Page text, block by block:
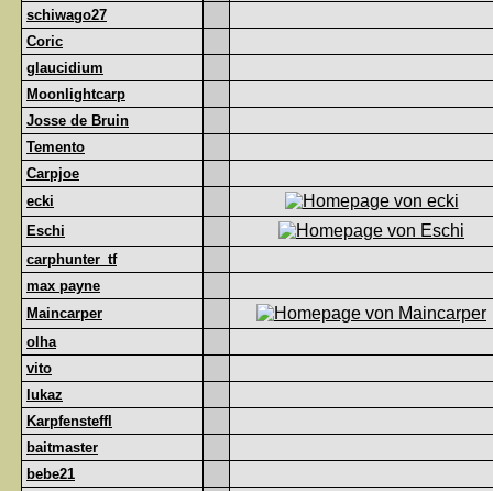
schiwago27
Coric
glaucidium
Moonlightcarp
Josse de Bruin
Temento
Carpjoe
ecki
Eschi
carphunter_tf
max payne
Maincarper
olha
vito
lukaz
Karpfensteffl
baitmaster
bebe21